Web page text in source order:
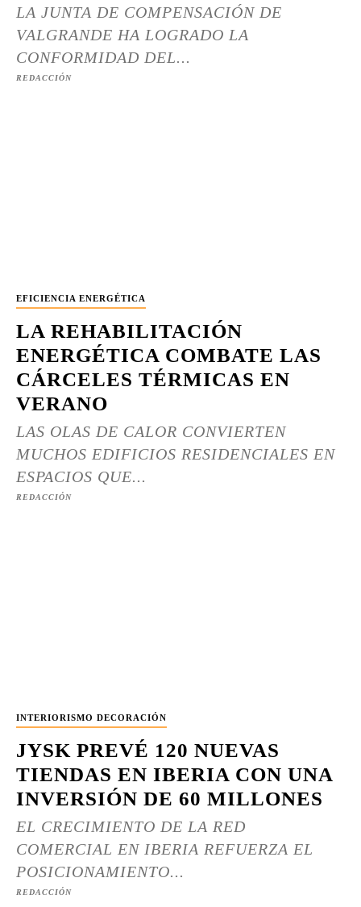
LA JUNTA DE COMPENSACIÓN DE
VALGRANDE HA LOGRADO LA
CONFORMIDAD DEL...
REDACCIÓN
EFICIENCIA ENERGÉTICA
LA REHABILITACIÓN
ENERGÉTICA COMBATE LAS
CÁRCELES TÉRMICAS EN
VERANO
LAS OLAS DE CALOR CONVIERTEN
MUCHOS EDIFICIOS RESIDENCIALES EN
ESPACIOS QUE...
REDACCIÓN
INTERIORISMO DECORACIÓN
JYSK PREVÉ 120 NUEVAS
TIENDAS EN IBERIA CON UNA
INVERSIÓN DE 60 MILLONES
EL CRECIMIENTO DE LA RED
COMERCIAL EN IBERIA REFUERZA EL
POSICIONAMIENTO...
REDACCIÓN